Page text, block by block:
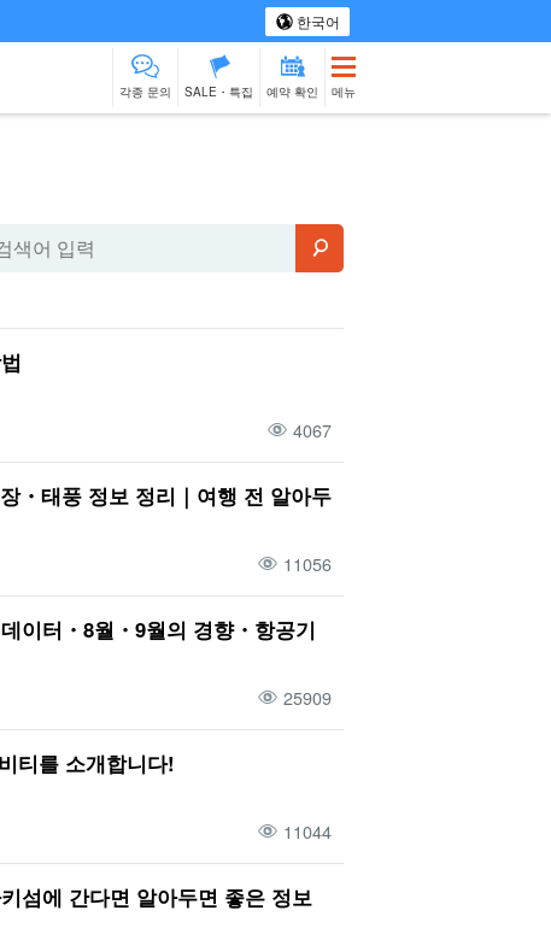
한국어
각종 문의 SALE・특집 예약 확인 메뉴
물건 판매
4067
・태풍 정보 정리｜여행 전 알아두
11056
이터・8월・9월의 경향・항공기
25909
티를 소개합니다!
11044
섬에 간다면 알아두면 좋은 정보